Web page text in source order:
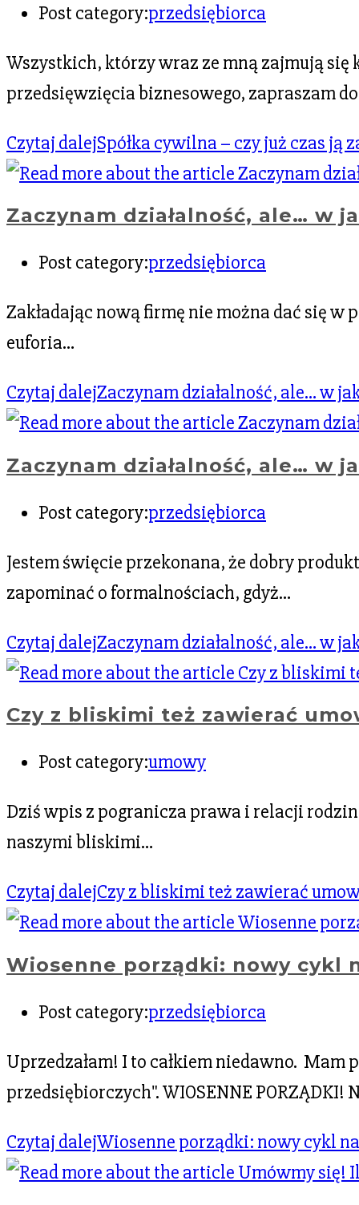
Post category:przedsiębiorca
Wszystkich, którzy wraz ze mną zajmują
przedsięwzięcia biznesowego, zapraszam
Czytaj dalejSpółka cywilna – czy już czas ją
Zaczynam działalność, ale… w
Post category:przedsiębiorca
Zakładając nową firmę nie można dać się w
euforia…
Czytaj dalejZaczynam działalność, ale… w
Zaczynam działalność, ale… w
Post category:przedsiębiorca
Jestem święcie przekonana, że dobry
zapominać o formalnościach, gdyż…
Czytaj dalejZaczynam działalność, ale… w
Czy z bliskimi też zawierać
Post category:umowy
Dziś wpis z pogranicza prawa i relacji
naszymi bliskimi…
Czytaj dalejCzy z bliskimi też zawierać
Wiosenne porządki: nowy cykl
Post category:przedsiębiorca
Uprzedzałam! I to całkiem niedawno.
przedsiębiorczych". WIOSENNE PORZĄDKI!
Czytaj dalejWiosenne porządki: nowy cykl